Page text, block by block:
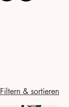
Filtern & sortieren